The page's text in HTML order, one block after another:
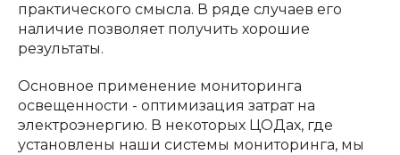
практического смысла. В ряде случаев его
наличие позволяет получить хорошие
результаты.
Основное применение мониторинга
освещенности - оптимизация затрат на
электроэнергию. В некоторых ЦОДах, где
установлены наши системы мониторинга, мы